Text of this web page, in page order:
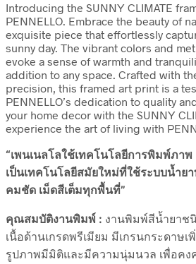
Introducing the SUNNY CLIMATE
PENNELLO. Embrace the beauty of
exquisite piece that effortlessly
sunny day. The vibrant colors and
evoke a sense of warmth and
addition to any space. Crafted with
precision, this framed art print is a
PENNELLO’s dedication to quality
your home decor with the SUNNY
experience the art of living with
“เพนเนลโลใช้เทคโนโลยีการพิมพ์ภา
เป็นเทคโนโลยีสมัยใหม่ที่ใช้ระบบน้ำย
คมชัด เม็ดสีเต็มทุกพื้นที่”
คุณสมบัติงานพิมพ์ : งานพิมพ์สีน้ำยาช
เนื้อด้านเกรดพรีเมียม มีเกรนกระดาษเ
รูปภาพมีมิติและมีความนุ่มนวล เพื่อค